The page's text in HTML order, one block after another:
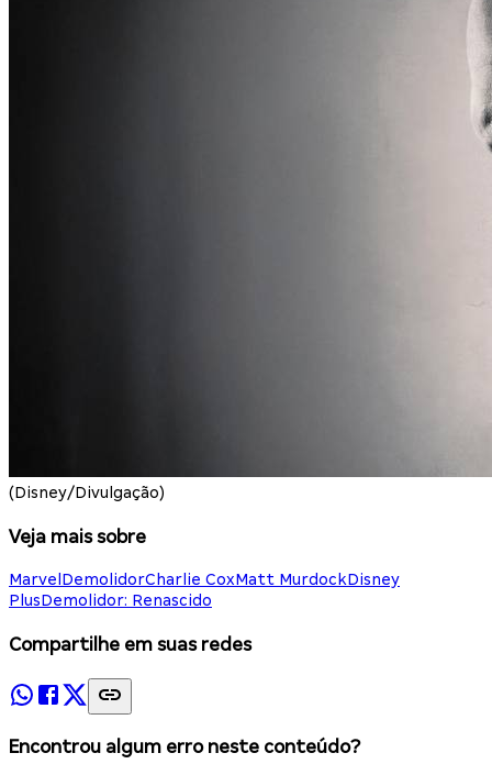
(Disney/Divulgação)
Veja mais sobre
Marvel DemolidorCharlie CoxMatt MurdockDisney
PlusDemolidor: Renascido
Compartilhe em suas redes
Encontrou algum erro neste conteúdo?